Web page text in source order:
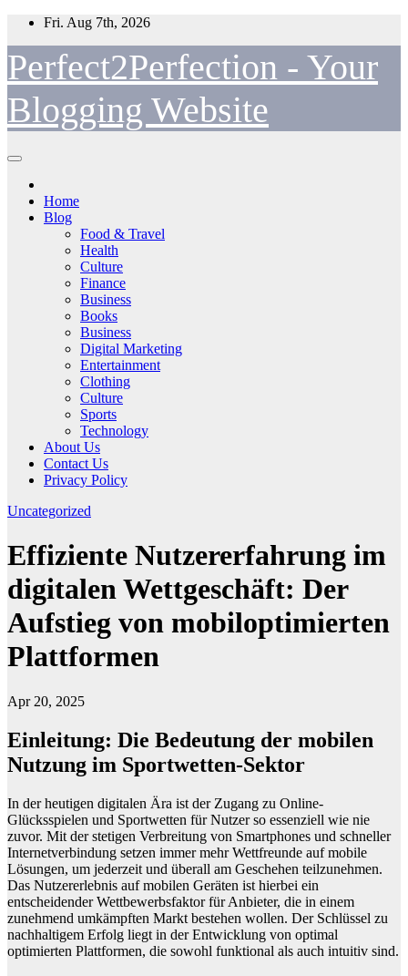
Skip
content
Fri. Aug 7th, 2026
Perfect2Perfection - Your
Blogging Website
Home
Blog
Food & Travel
Health
Culture
Finance
Business
Books
Business
Digital Marketing
Entertainment
Clothing
Culture
Sports
Technology
About Us
Contact Us
Privacy Policy
Uncategorized
Effiziente Nutzererfahrung im
digitalen Wettgeschäft: Der
Aufstieg von mobiloptimierten
Plattformen
Apr 20, 2025
Einleitung: Die Bedeutung der mobilen
Nutzung im Sportwetten-Sektor
In der heutigen digitalen Ära ist der Zugang zu Online-
Glücksspielen und Sportwetten für Nutzer so essenziell wie nie
zuvor. Mit der stetigen Verbreitung von Smartphones und schneller
Internetverbindung setzen immer mehr Wettfreunde auf mobile
Lösungen, um jederzeit und überall am Geschehen teilzunehmen.
Das Nutzererlebnis auf mobilen Geräten ist hierbei ein
entscheidender Wettbewerbsfaktor für Anbieter, die in einem
zunehmend umkämpften Markt bestehen wollen. Der Schlüssel zu
nachhaltigem Erfolg liegt in der Entwicklung von optimal
optimierten Plattformen, die sowohl funktional als auch intuitiv sind.